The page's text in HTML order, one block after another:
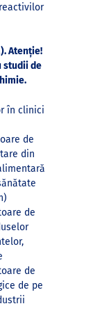
Atenție!
studii de
în clinici
de
din
de
de
de pe